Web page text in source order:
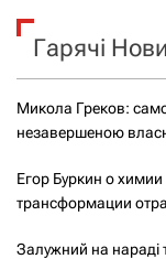
к
Гарячі
Микола Греков:
незавершеною
Егор Буркин о
трансформации
Залужний на нараді